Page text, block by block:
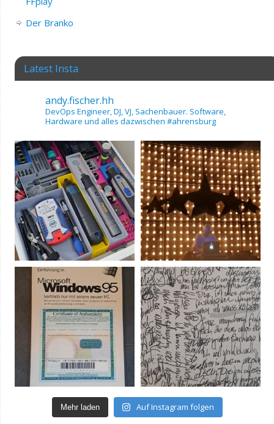
Der Branko
Latest Insta
andy.fischer.hh
DevOps Engineer, DJ, VJ, Sachenbauer. Software,
Hardware und alles dazwischen #ahrensburg
Mehr laden Auf Instagram folgen